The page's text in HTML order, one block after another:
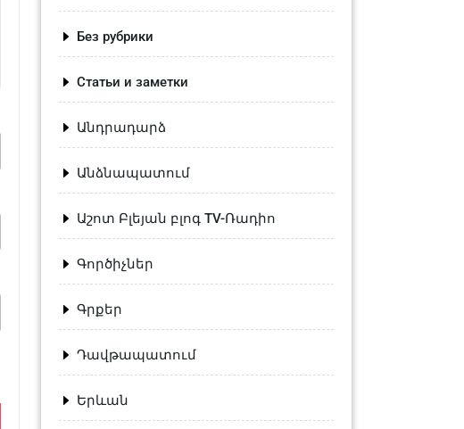
Без рубрики
Статьи и заметки
Անդրադարձ
Անձնապատում
Աշոտ Բլեյան բլոգ TV-Ռադիո
Գործիչներ
Գրքեր
Դավթապատում
Երևան